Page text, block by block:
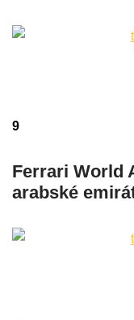
9
Ferrari World
arabské